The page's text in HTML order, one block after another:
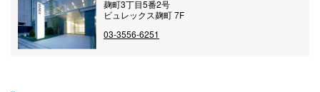
麹町3丁目5番2号
ビュレックス麹町 7F
03-3556-6251